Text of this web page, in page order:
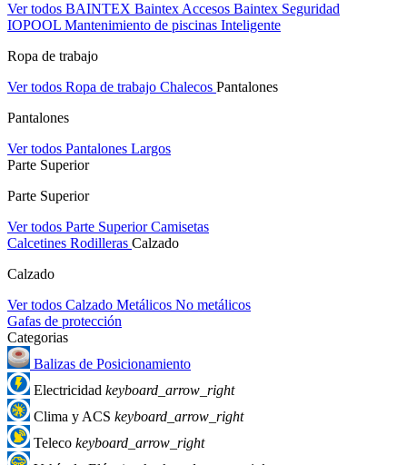
Ver todos BAINTEX Baintex Accesos Baintex Seguridad
IOPOOL Mantenimiento de piscinas Inteligente
Ropa de trabajo
Ver todos Ropa de trabajo Chalecos Pantalones
Pantalones
Ver todos Pantalones Largos
Parte Superior
Parte Superior
Ver todos Parte SuperiorCamisetas
Calcetines Rodilleras Calzado
Calzado
Ver todos Calzado Metálicos No metálicos
Gafas de protección
Categorias
Balizas de Posicionamiento
Electricidad keyboard_arrow_right
Clima y ACS keyboard_arrow_right
Teleco keyboard_arrow_right